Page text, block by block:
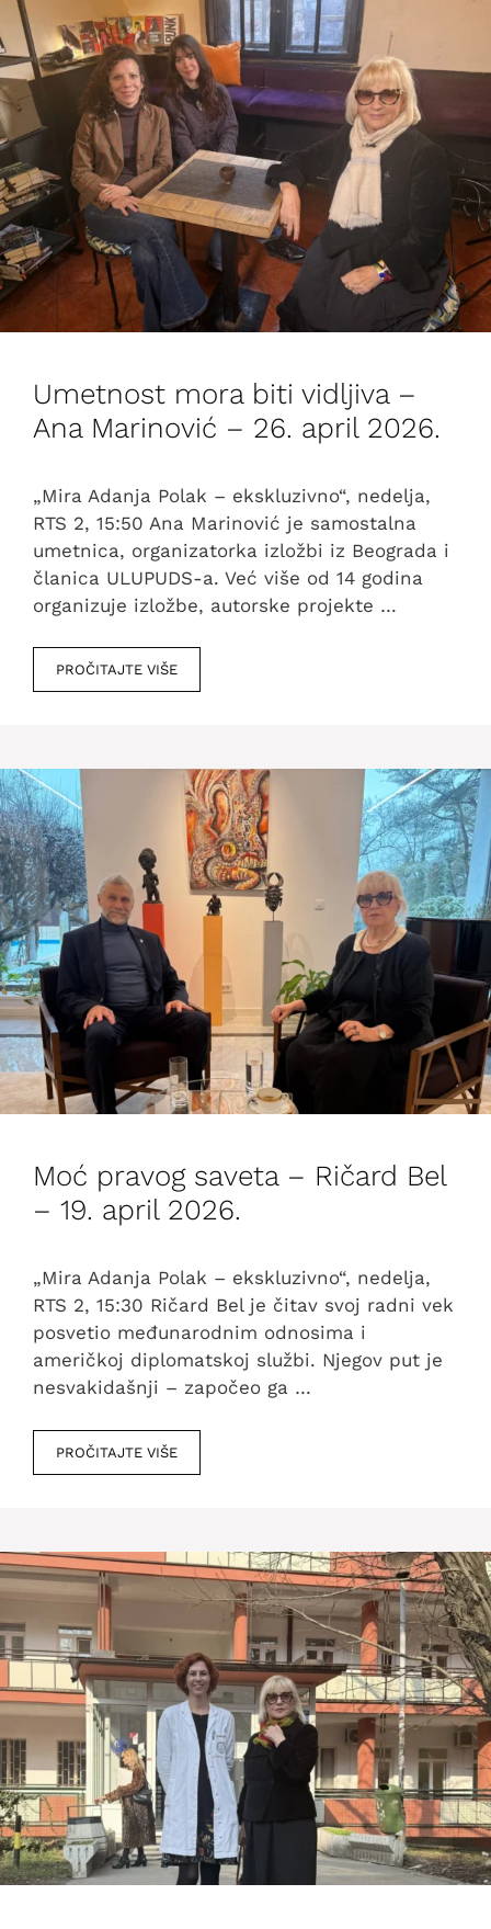
Umetnost mora biti vidljiva –
Ana Marinović – 26. april 2026.
„Mira Adanja Polak – ekskluzivno“, nedelja,
RTS 2, 15:50 Ana Marinović je samostalna
umetnica, organizatorka izložbi iz Beograda i
članica ULUPUDS-a. Već više od 14 godina
organizuje izložbe, autorske projekte …
PROČITAJTE VIŠE
Moć pravog saveta – Ričard Bel
– 19. april 2026.
„Mira Adanja Polak – ekskluzivno“, nedelja,
RTS 2, 15:30 Ričard Bel je čitav svoj radni vek
posvetio međunarodnim odnosima i
američkoj diplomatskoj službi. Njegov put je
nesvakidašnji – započeo ga …
PROČITAJTE VIŠE